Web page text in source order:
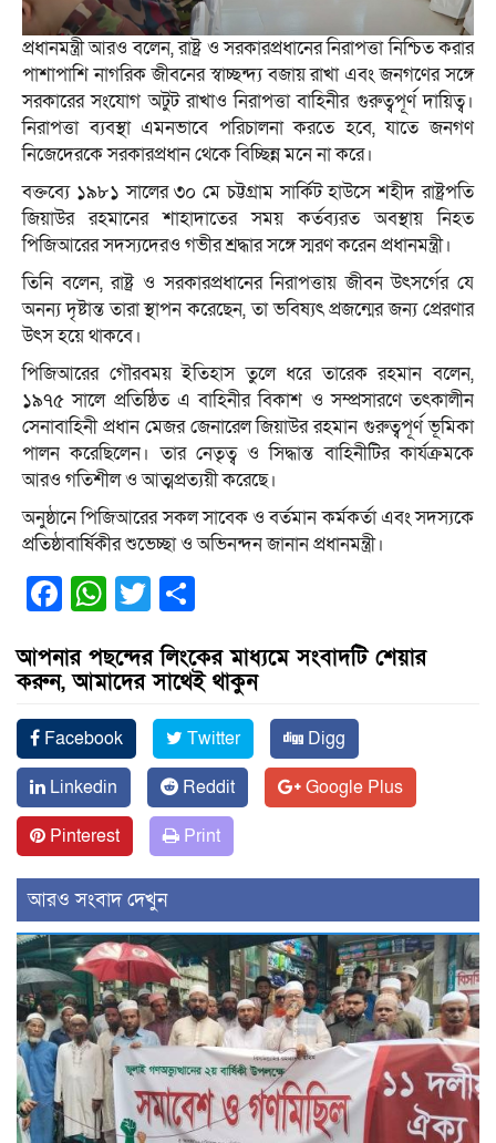
প্রধানমন্ত্রী আরও বলেন, রাষ্ট্র ও সরকারপ্রধানের নিরাপত্তা নিশ্চিত করার
পাশাপাশি নাগরিক জীবনের স্বাচ্ছন্দ্য বজায় রাখা এবং জনগণের সঙ্গে
সরকারের সংযোগ অটুট রাখাও নিরাপত্তা বাহিনীর গুরুত্বপূর্ণ দায়িত্ব।
নিরাপত্তা ব্যবস্থা এমনভাবে পরিচালনা করতে হবে, যাতে জনগণ
নিজেদেরকে সরকারপ্রধান থেকে বিচ্ছিন্ন মনে না করে।
বক্তব্যে ১৯৮১ সালের ৩০ মে চট্টগ্রাম সার্কিট হাউসে শহীদ রাষ্ট্রপতি
জিয়াউর রহমানের শাহাদাতের সময় কর্তব্যরত অবস্থায় নিহত
পিজিআরের সদস্যদেরও গভীর শ্রদ্ধার সঙ্গে স্মরণ করেন প্রধানমন্ত্রী।
তিনি বলেন, রাষ্ট্র ও সরকারপ্রধানের নিরাপত্তায় জীবন উৎসর্গের যে
অনন্য দৃষ্টান্ত তারা স্থাপন করেছেন, তা ভবিষ্যৎ প্রজন্মের জন্য প্রেরণার
উৎস হয়ে থাকবে।
পিজিআরের গৌরবময় ইতিহাস তুলে ধরে তারেক রহমান বলেন,
১৯৭৫ সালে প্রতিষ্ঠিত এ বাহিনীর বিকাশ ও সম্প্রসারণে তৎকালীন
সেনাবাহিনী প্রধান মেজর জেনারেল জিয়াউর রহমান গুরুত্বপূর্ণ ভূমিকা
পালন করেছিলেন। তার নেতৃত্ব ও সিদ্ধান্ত বাহিনীটির কার্যক্রমকে
আরও গতিশীল ও আত্মপ্রত্যয়ী করেছে।
অনুষ্ঠানে পিজিআরের সকল সাবেক ও বর্তমান কর্মকর্তা এবং সদস্যকে
প্রতিষ্ঠাবার্ষিকীর শুভেচ্ছা ও অভিনন্দন জানান প্রধানমন্ত্রী।
Facebook
WhatsApp
Twitter
আপনার পছন্দের লিংকের মাধ্যমে সংবাদটি শেয়ার
করুন, আমাদের সাথেই থাকুন
Facebook Twitter
Digg
Linkedin
Reddit
Google Plus
Pinterest
Print
আরও সংবাদ দেখুন